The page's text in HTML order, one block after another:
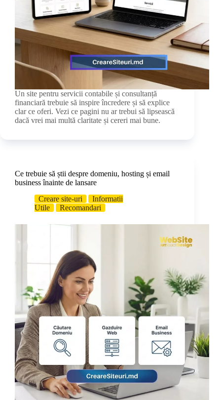
Un site pentru servicii contabile și consultanță
financiară trebuie să inspire încredere și să explice
clar ce oferi. Vezi ce pagini nu ar trebui să lipsească
dacă vrei mai multă claritate și cereri mai bune.
Ce trebuie să știi despre domeniu, hosting și email
business înainte de lansare
Creare site-uri
Informatii
Utile
Recomandari